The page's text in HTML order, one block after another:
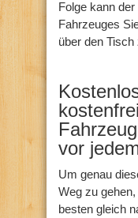
Folge kann
Fahrzeuges
über den Tisch
vor
Um genau
Weg zu
besten gleich